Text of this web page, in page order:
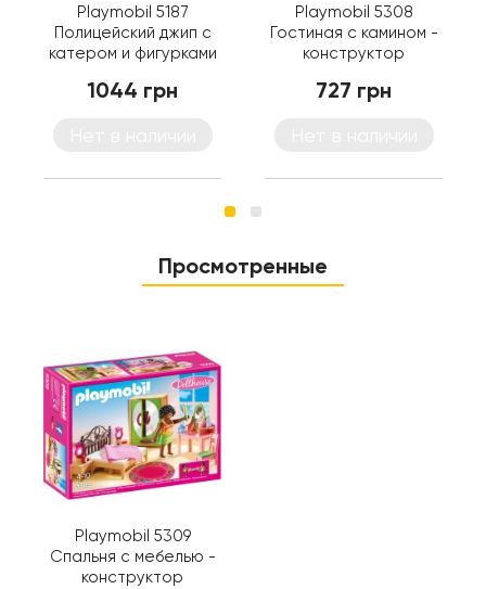
Playmobil 5187
Полицейский джип с
катером и фигурками
1044 грн
Playmobil 5308
Гостиная с камином -
конструктор
727 грн
Просмотренные
Playmobil 5309
Спальня с мебелью -
конструктор